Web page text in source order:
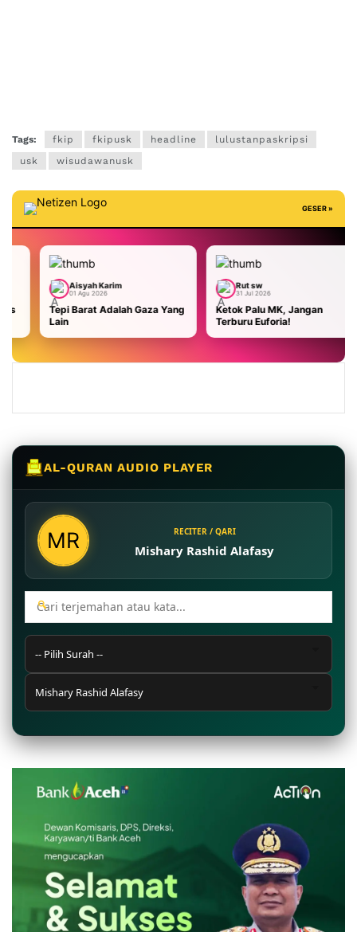
Tags: fkip fkipusk headline
lulustanpaskripsi
usk
wisudawanusk
GESER »
Gaza Yang
Ketok Palu MK, Jangan
Malaysia
AS: Masa
AL-QURAN AUDIO PLAYER
RECITER / QARI
Mishary Rashid Alafasy